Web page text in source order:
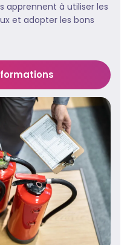
apprennent à utiliser les
et adopter les bons